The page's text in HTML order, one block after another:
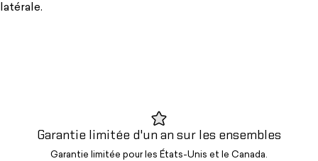
latérale.
Garantie limitée d'un an sur les ensembles
Garantie limitée pour les États-Unis et le Canada.